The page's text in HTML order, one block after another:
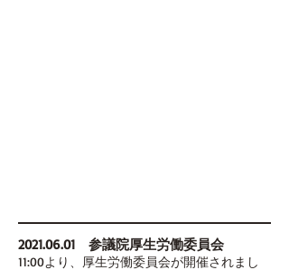
2021.06.01 参議院厚生労働委員会
11:00より、厚生労働委員会が開催されまし